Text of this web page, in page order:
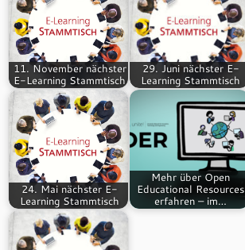
11. November nächster
E-Learning Stammtisch
29. Juni nächster E-
Learning Stammtisch
24. Mai nächster E-
Learning Stammtisch
Mehr über Open
Educational Resources
erfahren – im…